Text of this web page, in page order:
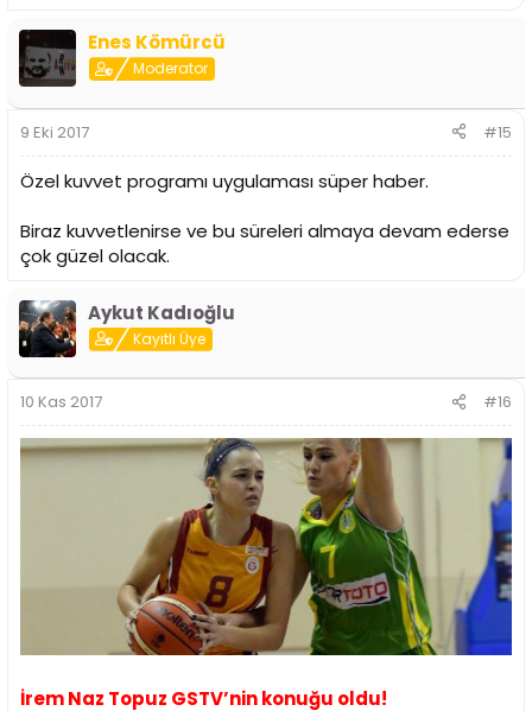
Enes Kömürcü
Moderator
9 Eki 2017 #15
Özel kuvvet programı uygulaması süper haber.
Biraz kuvvetlenirse ve bu süreleri almaya devam ederse
çok güzel olacak.
Aykut Kadıoğlu
Kayıtlı Üye
10 Kas 2017 #16
İrem Naz Topuz GSTV’nin konuğu oldu!